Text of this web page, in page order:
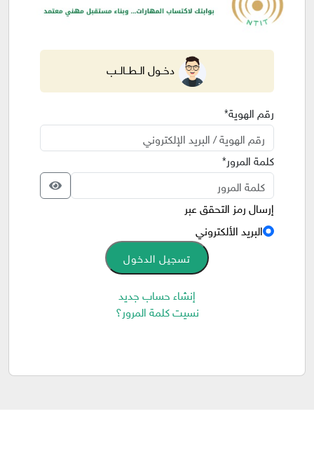
دخــول الــطــالــب
رقم الهوية*
كلمة المرور*
إرسال رمز التحقق عبر
البريد الألكتروني
تسجيل الدخول
إنشاء حساب جديد
نسيت كلمة المرور؟